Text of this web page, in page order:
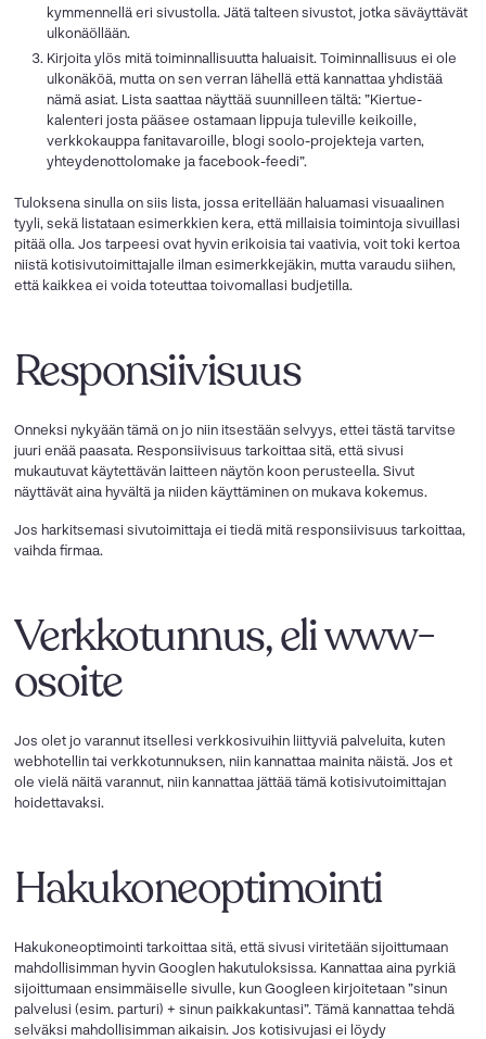
kymmennellä eri sivustolla. Jätä talteen sivustot, jotka säväyttävät
ulkonäöllään.
Kirjoita ylös mitä toiminnallisuutta haluaisit. Toiminnallisuus ei ole
ulkonäköä, mutta on sen verran lähellä että kannattaa yhdistää
nämä asiat. Lista saattaa näyttää suunnilleen tältä: ”Kiertue-
kalenteri josta pääsee ostamaan lippuja tuleville keikoille,
verkkokauppa fanitavaroille, blogi soolo-projekteja varten,
yhteydenottolomake ja facebook-feedi”.
Tuloksena sinulla on siis lista, jossa eritellään haluamasi visuaalinen
tyyli, sekä listataan esimerkkien kera, että millaisia toimintoja sivuillasi
pitää olla. Jos tarpeesi ovat hyvin erikoisia tai vaativia, voit toki kertoa
niistä kotisivutoimittajalle ilman esimerkkejäkin, mutta varaudu siihen,
että kaikkea ei voida toteuttaa toivomallasi budjetilla.
Responsiivisuus
Onneksi nykyään tämä on jo niin itsestään selvyys, ettei tästä tarvitse
juuri enää paasata. Responsiivisuus tarkoittaa sitä, että sivusi
mukautuvat käytettävän laitteen näytön koon perusteella. Sivut
näyttävät aina hyvältä ja niiden käyttäminen on mukava kokemus.
Jos harkitsemasi sivutoimittaja ei tiedä mitä responsiivisuus tarkoittaa,
vaihda firmaa.
Verkkotunnus, eli www-
osoite
Jos olet jo varannut itsellesi verkkosivuihin liittyviä palveluita, kuten
webhotellin tai verkkotunnuksen, niin kannattaa mainita näistä. Jos et
ole vielä näitä varannut, niin kannattaa jättää tämä kotisivutoimittajan
hoidettavaksi.
Hakukoneoptimointi
Hakukoneoptimointi tarkoittaa sitä, että sivusi viritetään sijoittumaan
mahdollisimman hyvin Googlen hakutuloksissa. Kannattaa aina pyrkiä
sijoittumaan ensimmäiselle sivulle, kun Googleen kirjoitetaan ”sinun
palvelusi (esim. parturi) + sinun paikkakuntasi”. Tämä kannattaa tehdä
selväksi mahdollisimman aikaisin. Jos kotisivujasi ei löydy